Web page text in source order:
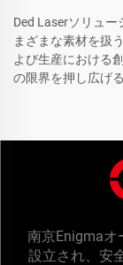
Ded Laserソリュ
まざまな素材を扱
よび生産における
の限界を押し広げ
南京Enigmaオ
設立され、安